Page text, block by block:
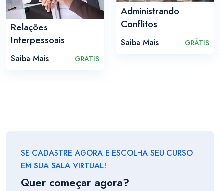
Relações
Interpessoais
Saiba Mais GRÁTIS
Administrando
Conflitos
Saiba Mais GRÁTIS
SE CADASTRE AGORA E ESCOLHA SEU CURSO
EM SUA SALA VIRTUAL!
Quer começar agora?